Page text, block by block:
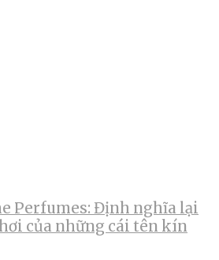
Perfumes: Định nghĩa lại
của những cái tên kín